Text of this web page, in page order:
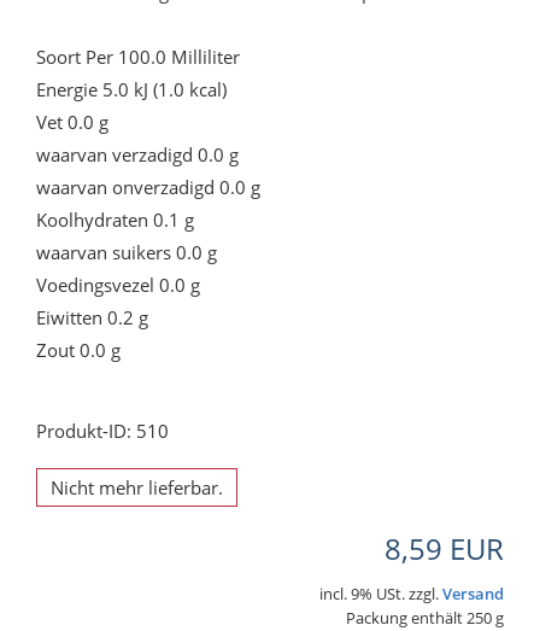
Soort Per 100.0 Milliliter
Energie 5.0 kJ (1.0 kcal)
Vet 0.0 g
waarvan verzadigd 0.0 g
waarvan onverzadigd 0.0 g
Koolhydraten 0.1 g
waarvan suikers 0.0 g
Voedingsvezel 0.0 g
Eiwitten 0.2 g
Zout 0.0 g
Produkt-ID: 510
Nicht mehr lieferbar.
8,59 EUR
incl. 9% USt. zzgl.Versand
Packung enthält 250 g